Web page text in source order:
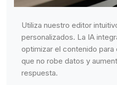
Utiliza nuestro editor
personalizados. La IA
optimizar el contenido
que no robe datos y
respuesta.